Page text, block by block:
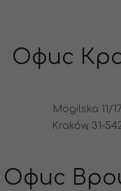
Офис
Mogilska 11/17
Kraków, 31-
Офис